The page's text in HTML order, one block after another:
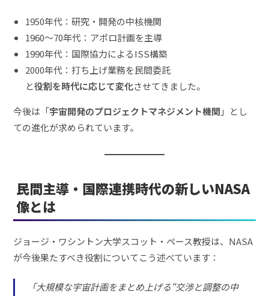
1950年代：研究・開発の中核機関
1960～70年代：アポロ計画を主導
1990年代：国際協力によるISS構築
2000年代：打ち上げ業務を民間委託
と役割を時代に応じて変化させてきました。
今後は「宇宙開発のプロジェクトマネジメント機関 」とし
ての進化が求められています。
民間主導・国際連携時代の新しいNASA
像とは
ジョージ・ワシントン大学スコット・ペース教授は、NASA
が今後果たすべき役割についてこう述べています：
「大規模な宇宙計画をまとめ上げる“交渉と調整の中